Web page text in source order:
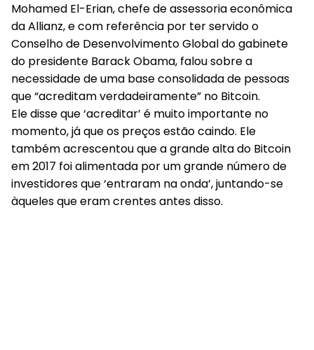
Mohamed El-Erian, chefe de assessoria econômica
da Allianz, e com referência por ter servido o
Conselho de Desenvolvimento Global do gabinete
do presidente Barack Obama, falou sobre a
necessidade de uma base consolidada de pessoas
que “acreditam verdadeiramente” no Bitcoin.
Ele disse que ‘acreditar’ é muito importante no
momento, já que os preços estão caindo. Ele
também acrescentou que a grande alta do Bitcoin
em 2017 foi alimentada por um grande número de
investidores que ‘entraram na onda’, juntando-se
àqueles que eram crentes antes disso.